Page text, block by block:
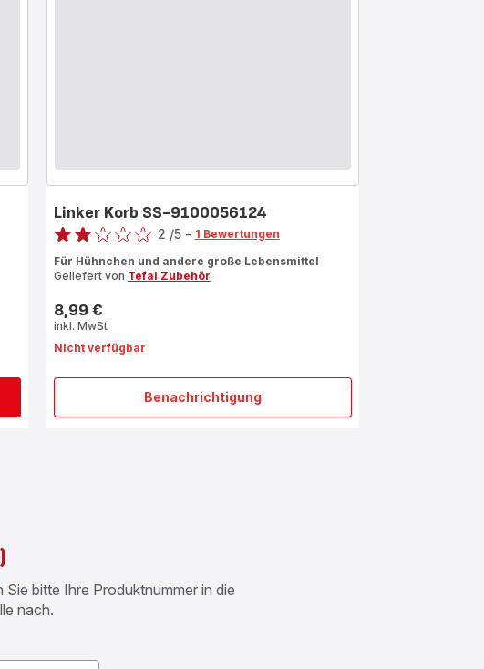
Benachrichtigung
Linker
Linker Korb SS-9100056124
Bewertung
mit
Sternen
(Durchschnitt)
2 /5 - 1 Bewertungen
Für Hühnchen und andere große Lebensmittel
Geliefert von Tefal Zubehör
Preis
8,99 €
inkl. MwSt
Nicht verfügbar
bitte Ihre Produktnummer in die
nach.